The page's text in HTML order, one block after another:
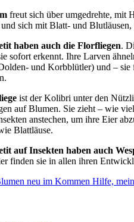
freut sich über umgedrehte, mit
sich mit Blatt- und
haben auch die Florfliegen.
sofort erkennt. Ihre Larven
und Korbblütler) und – sie
ist der Kolibri unter den
auf Blumen. Sie zieht – wie
anstechen, um ihre Eier
Blattläuse.
auf Insekten haben auch
finden sie in allen ihren
neu im Kommen Hilfe,